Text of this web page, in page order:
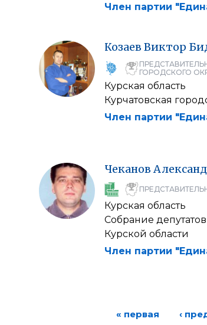
Член партии
Козаев Виктор
ГОРОДСКОГО
Курская область
Курчатовская
Член партии
Чеканов
Курская область
Собрание
Курской области
Член партии
« первая ‹